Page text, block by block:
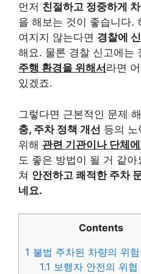
먼저 친절하고 정중하게
을 해보는 것이 좋습니다.
여지지 않는다면 경찰에
해요. 물론 경찰 신고에는
주행 환경을 위해서 라면
있겠죠.
그렇다면 근본적인 문제
충, 주차 정책 개선 등의 노
위해 관련 기관이나 단체
도 좋은 방법이 될 거 같
쳐 안전하고 쾌적한 주차
네요.
Contents
1 불법 주차된 차량의 위험
1.1 보행자 안전의 위협